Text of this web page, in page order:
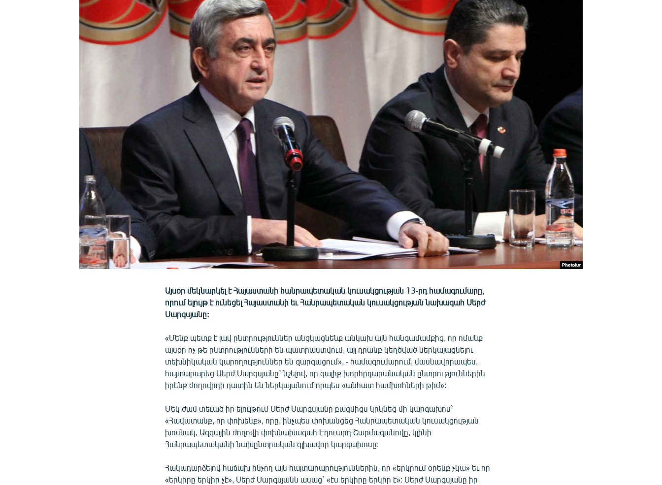
ՁԳՏԵԼՈՎ ԼԱՎԱԳՈՒՅՆԻՆ
Այսօր մեկնարկել է Հայաստանի հանրապետական կուսակցության 13-րդ համագումարը,
որում ելույթ է ունեցել Հայաստանի եւ Հանրապետական կուսակցության նախագահ Սերժ
Սարգսյանը:
«Մենք պետք է լավ ընտրություններ անցկացնենք անկախ այն հանգամամքից, որ ոմանք
այսօր ոչ թե ընտրությունների են պատրաստվում, այլ դրանք կեղծված ներկայացնելու
տեխնիկական կարողություններ են զարգացում», - համագումարում, մասնավորապես,
հայտարարեց Սերժ Սարգսյանը` նշելով, որ գալիք խորհրդարանական ընտրություններին
իրենք ժողովրդի դատին են ներկայանում որպես «անհատ համխոհների թիմ»:
Մեկ ժամ տեւած իր ելույթում Սերժ Սարգսյանը բազմիցս կրկնեց մի կարգախոս`
«Հավատանք, որ փոխենք», որը, ինչպես փոխանցեց Հանրապետական կուսակցության
խոսնակ, Ազգային ժողովի փոխնախագահ Էդուարդ Շարմազանովը, կլինի
Հանրապետականի նախընտրական գլխավոր կարգախոսը:
Հակադարձելով հաճախ հնչող այն հայտարարություններին, որ «երկրում օրենք չկա» եւ որ
«երկիրը երկիր չէ», Սերժ Սարգսյանն ասաց` «էս երկիրը երկիր է»: Սերժ Սարգսյանը իր